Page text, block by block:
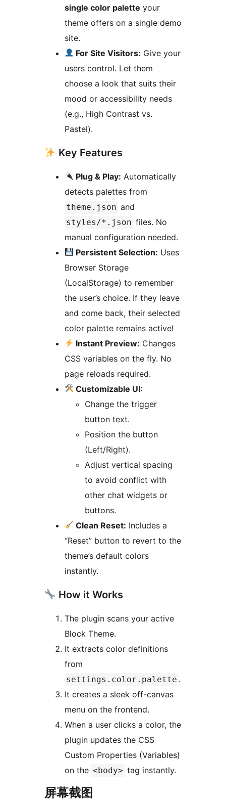
single color palette your
theme offers on a single demo
site.
For Site Visitors: Give your
users control. Let them
choose a look that suits their
mood or accessibility needs
(e.g., High Contrast vs.
Pastel).
Key Features
Plug & Play: Automatically
detects palettes from
theme.json and
styles/*.json files. No
manual configuration needed.
Persistent Selection: Uses
Browser Storage
(LocalStorage) to remember
the user’s choice. If they leave
and come back, their selected
color palette remains active!
Instant Preview: Changes
CSS variables on the fly. No
page reloads required.
Customizable UI:
Change the trigger
button text.
Position the button
(Left/Right).
Adjust vertical spacing
to avoid conflict with
other chat widgets or
buttons.
Clean Reset: Includes a
“Reset” button to revert to the
theme’s default colors
instantly.
How it Works
The plugin scans your active
Block Theme.
It extracts color definitions
from
settings.color.palette .
It creates a sleek off-canvas
menu on the frontend.
When a user clicks a color, the
plugin updates the CSS
Custom Properties (Variables)
on the <body> tag instantly.
屏幕截图